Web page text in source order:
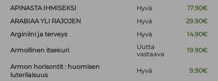
APINASTA IHMISEKSI Hyvä
17.90€
ARABIAA YLI RAJOJEN
Hyvä
29.90€
Arginiini ja terveys
Hyvä 14.90€
Armollinen itsekuri
Uutta
vastaava
19.90€
Armon horisontit : huomisen
luterilaisuus
Hyvä 9.90€